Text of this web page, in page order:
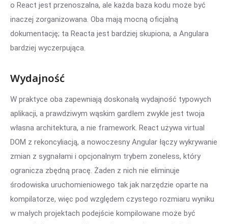
o React jest przenoszalna, ale każda baza kodu może być
inaczej zorganizowana. Oba mają mocną oficjalną
dokumentację; ta Reacta jest bardziej skupiona, a Angulara
bardziej wyczerpująca.
Wydajność
W praktyce oba zapewniają doskonałą wydajność typowych
aplikacji, a prawdziwym wąskim gardłem zwykle jest twoja
własna architektura, a nie framework. React używa virtual
DOM z rekoncyliacją, a nowoczesny Angular łączy wykrywanie
zmian z sygnałami i opcjonalnym trybem zoneless, który
ogranicza zbędną pracę. Żaden z nich nie eliminuje
środowiska uruchomieniowego tak jak narzędzie oparte na
kompilatorze, więc pod względem czystego rozmiaru wyniku
w małych projektach podejście kompilowane może być